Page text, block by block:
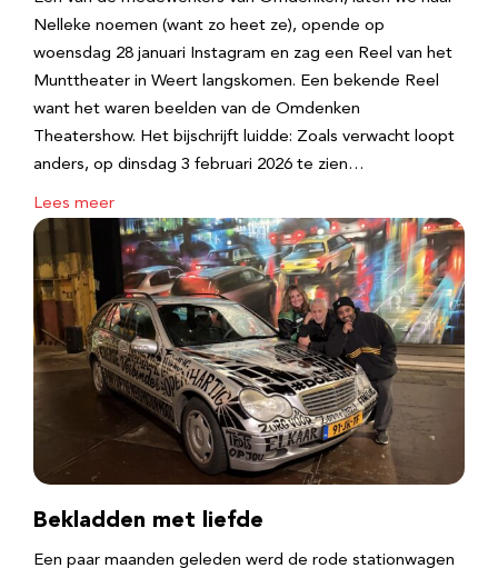
Nelleke noemen (want zo heet ze), opende op
woensdag 28 januari Instagram en zag een Reel van het
Munttheater in Weert langskomen. Een bekende Reel
want het waren beelden van de Omdenken
Theatershow. Het bijschrijft luidde: Zoals verwacht loopt
anders, op dinsdag 3 februari 2026 te zien…
Lees meer
Bekladden met liefde
Een paar maanden geleden werd de rode stationwagen